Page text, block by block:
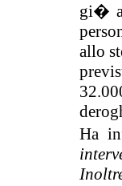
gi�
allo
Ha